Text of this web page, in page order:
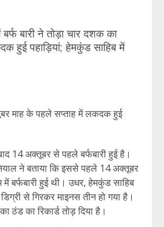
बारी ने तोड़ा चार दशक का
हुई पहाड़ियां; हेमकुंड साहिब में
माह के पहले सप्ताह में लकदक हुई
14 अक्तूबर से पहले बर्फबारी हुई है।
ने बताया कि इससे पहले 14 अक्तूबर
बर्फबारी हुई थी। उधर, हेमकुंड साहिब
से गिरकर माइनस तीन हो गया है।
ठंड का रिकार्ड तोड़ दिया है।